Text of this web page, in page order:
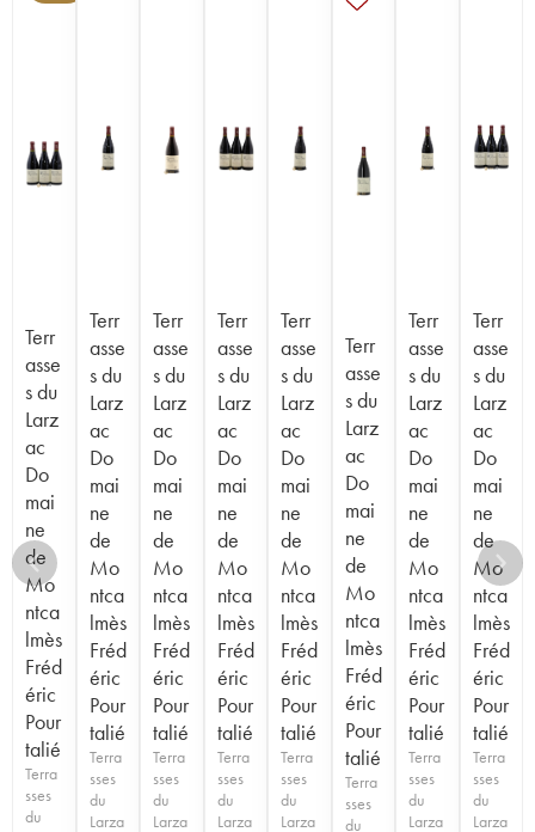
Terr
asse
s du
Larz
ac
Do
mai
ne
de
Mo
ntca
lmès
Fréd
éric
Pour
talié
Terra
sses
du
Terr
asse
s du
Larz
ac
Do
mai
ne
de
Mo
ntca
lmès
Fréd
éric
Pour
talié
Terra
sses
du
Larza
Terr
asse
s du
Larz
ac
Do
mai
ne
de
Mo
ntca
lmès
Fréd
éric
Pour
talié
Terra
sses
du
Larza
Terr
asse
s du
Larz
ac
Do
mai
ne
de
Mo
ntca
lmès
Fréd
éric
Pour
talié
Terra
sses
du
Larza
Terr
asse
s du
Larz
ac
Do
mai
ne
de
Mo
ntca
lmès
Fréd
éric
Pour
talié
Terra
sses
du
Larza
Terr
asse
s du
Larz
ac
Do
mai
ne
de
Mo
ntca
lmès
Fréd
éric
Pour
talié
Terra
sses
du
Terr
asse
s du
Larz
ac
Do
mai
ne
de
Mo
ntca
lmès
Fréd
éric
Pour
talié
Terra
sses
du
Larza
Terr
asse
s du
Larz
ac
Do
mai
ne
de
Mo
ntca
lmès
Fréd
éric
Pour
talié
Terra
sses
du
Larza